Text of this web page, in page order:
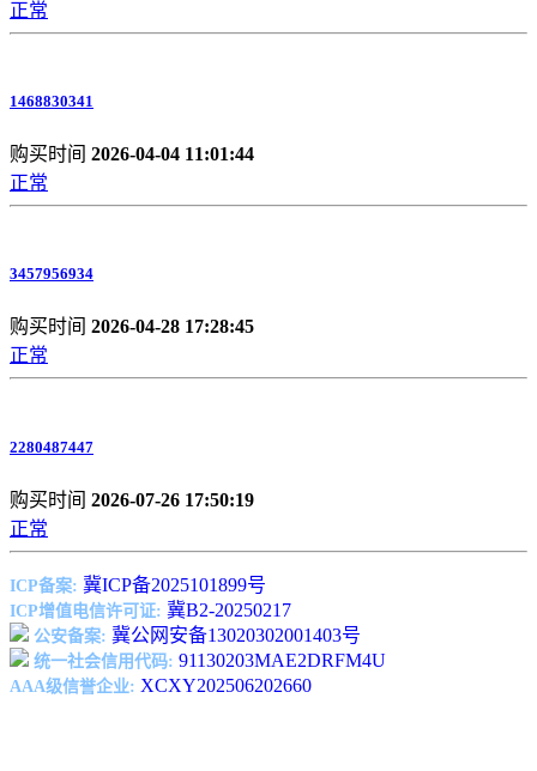
正常
1468830341
购买时间 2026-04-04 11:01:44
正常
3457956934
购买时间 2026-04-28 17:28:45
正常
2280487447
购买时间 2026-07-26 17:50:19
正常
ICP备案: 冀ICP备2025101899号
ICP增值电信许可证: 冀B2-20250217
公安备案: 冀公网安备13020302001403号
统一社会信用代码: 91130203MAE2DRFM4U
AAA级信誉企业: XCXY202506202660